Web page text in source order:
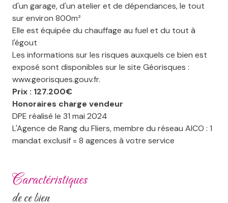
d'un garage, d'un atelier et de dépendances, le tout
sur environ 800m²
Elle est équipée du chauffage au fuel et du tout à
l'égout
Les informations sur les risques auxquels ce bien est
exposé sont disponibles sur le site Géorisques :
www.georisques.gouv.fr.
Prix : 127.200€
Honoraires charge vendeur
DPE réalisé le 31 mai 2024
L'Agence de Rang du Fliers, membre du réseau AICO : 1
mandat exclusif = 8 agences à votre service
caractéristiques
de ce bien